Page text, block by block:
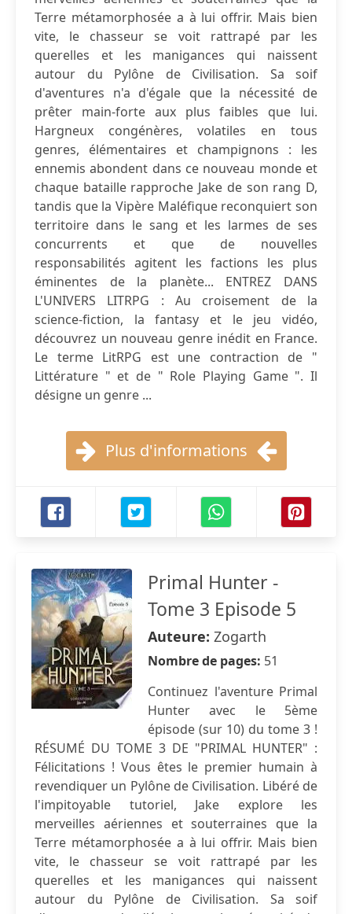
Terre métamorphosée a à lui offrir. Mais bien
vite, le chasseur se voit rattrapé par les
querelles et les manigances qui naissent
autour du Pylône de Civilisation. Sa soif
d'aventures n'a d'égale que la nécessité de
prêter main-forte aux plus faibles que lui.
Hargneux congénères, volatiles en tous
genres, élémentaires et champignons : les
ennemis abondent dans ce nouveau monde et
chaque bataille rapproche Jake de son rang D,
tandis que la Vipère Maléfique reconquiert son
territoire dans le sang et les larmes de ses
concurrents et que de nouvelles
responsabilités agitent les factions les plus
éminentes de la planète... ENTREZ DANS
L'UNIVERS LITRPG : Au croisement de la
science-fiction, la fantasy et le jeu vidéo,
découvrez un nouveau genre inédit en France.
Le terme LitRPG est une contraction de "
Littérature " et de " Role Playing Game ". Il
désigne un genre ...
Plus d'informations
Primal Hunter -
Tome 3 Episode 5
Auteure: Zogarth
Nombre de pages: 51
Continuez l'aventure Primal
Hunter avec le 5ème
épisode (sur 10) du tome 3 !
RÉSUMÉ DU TOME 3 DE "PRIMAL HUNTER" :
Félicitations ! Vous êtes le premier humain à
revendiquer un Pylône de Civilisation. Libéré de
l'impitoyable tutoriel, Jake explore les
merveilles aériennes et souterraines que la
Terre métamorphosée a à lui offrir. Mais bien
vite, le chasseur se voit rattrapé par les
querelles et les manigances qui naissent
autour du Pylône de Civilisation. Sa soif